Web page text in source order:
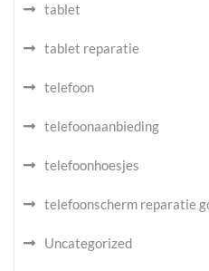
tablet
tablet reparatie
telefoon
telefoonaanbieding
telefoonhoesjes
telefoonscherm reparatie
Uncategorized